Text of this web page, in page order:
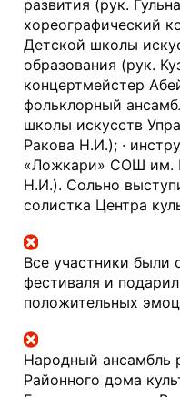
развития (рук.
хореографический
Детской школы
образования (рук.
концертмейстер
фольклорный
школы искусств
Ракова Н.И.); ·
«Ложкари» СОШ им.
Н.И.). Сольно
солистка Центра
Все участники
фестиваля и
положительных
Народный ансамбль
Районного дома